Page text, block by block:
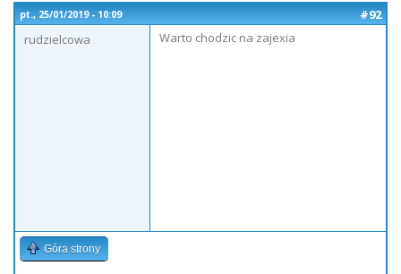
pt., 25/01/2019 - 10:09
#92
rudzielcowa
Warto chodzic na zajexia
Góra strony